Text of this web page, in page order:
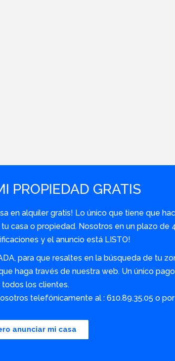
PROPIEDAD GRATIS
en alquiler gratis! Lo único que tiene que
casa o propiedad. Nosotros en un plazo de
y el anuncio está LISTO!
para que resaltes en la búsqueda de tu
haga través de nuestra web. Un único
todos los clientes.
telefónicamente al : 610.89.35.05 o
anunciar mi casa